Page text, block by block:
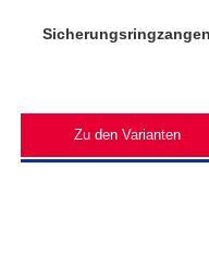
Sicherungsringzangen
Zu den Varianten